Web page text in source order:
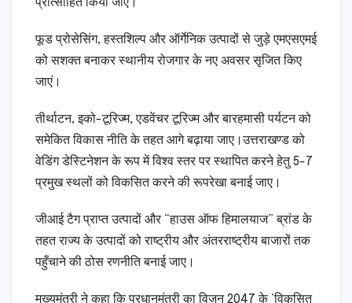
फूड प्रोसेसिंग, हस्तशिल्प और ऑर्गेनिक उत्पादों से जुड़े एमएसएमई
को सशक्त बनाकर स्थानीय रोजगार के नए अवसर सृजित किए
जाएं।
तीर्थाटन, इको-टूरिज्म, एडवेंचर टूरिज्म और बारहमासी पर्यटन को
समेकित विकास नीति के तहत आगे बढ़ाया जाए।उत्तराखण्ड को
वेडिंग डेस्टिनेशन के रूप में विश्व स्तर पर स्थापित करने हेतु 5-7
प्रमुख स्थलों को विकसित करने की रूपरेखा बनाई जाए।
जीआई टैग प्राप्त उत्पादों और “हाउस ऑफ हिमालयाज” ब्रांड के
तहत राज्य के उत्पादों को राष्ट्रीय और अंतरराष्ट्रीय बाजारों तक
पहुँचाने की ठोस रणनीति बनाई जाए।
मुख्यमंत्री ने कहा कि प्रधानमंत्री का विज़न 2047 के ‘विकसित